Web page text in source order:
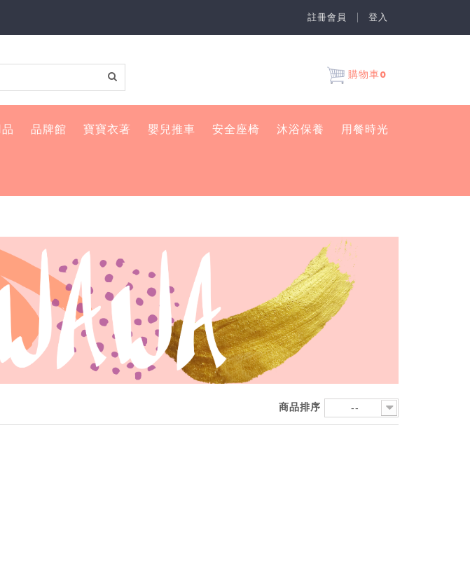
註冊會員 登入
購物車0
品牌館 寶寶衣著 嬰兒推車 安全座椅 沐浴保養 用餐時光
商品排序 --